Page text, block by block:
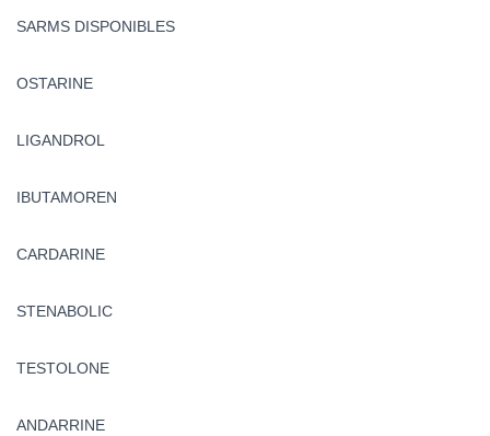
SARMS DISPONIBLES
OSTARINE
LIGANDROL
IBUTAMOREN
CARDARINE
STENABOLIC
TESTOLONE
ANDARRINE